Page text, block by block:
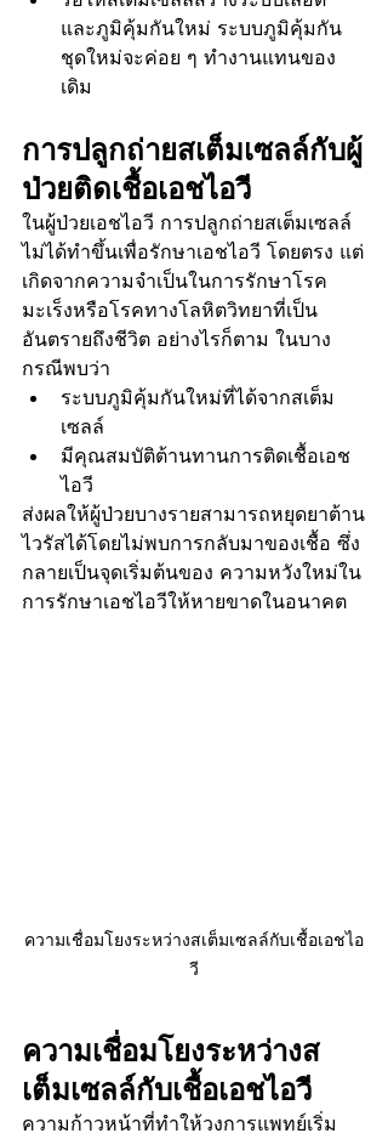
และภูมิคุ้มกันใหม่ ระบบภูมิคุ้มกัน
ชุดใหม่จะค่อย ๆ ทำงานแทนของ
เดิม
การปลูกถ่ายสเต็มเซลล์กับผู้
ป่วยติดเชื้อเอชไอวี
ในผู้ป่วยเอชไอวี การปลูกถ่ายสเต็มเซลล์
ไม่ได้ทำขึ้นเพื่อรักษาเอชไอวี โดยตรง แต่
เกิดจากความจำเป็นในการรักษาโรค
มะเร็งหรือโรคทางโลหิตวิทยาที่เป็น
อันตรายถึงชีวิต อย่างไรก็ตาม ในบาง
กรณีพบว่า
ระบบภูมิคุ้มกันใหม่ที่ได้จากสเต็ม
เซลล์
มีคุณสมบัติต้านทานการติดเชื้อเอช
ไอวี
ส่งผลให้ผู้ป่วยบางรายสามารถหยุดยาต้าน
ไวรัสได้โดยไม่พบการกลับมาของเชื้อ ซึ่ง
กลายเป็นจุดเริ่มต้นของ ความหวังใหม่ใน
การรักษาเอชไอวีให้หายขาดในอนาคต
ความเชื่อมโยงระหว่างสเต็มเซลล์กับเชื้อเอชไอ
วี
ความเชื่อมโยงระหว่างส
เต็มเซลล์กับเชื้อเอชไอวี
ความก้าวหน้าที่ทำให้วงการแพทย์เริ่ม